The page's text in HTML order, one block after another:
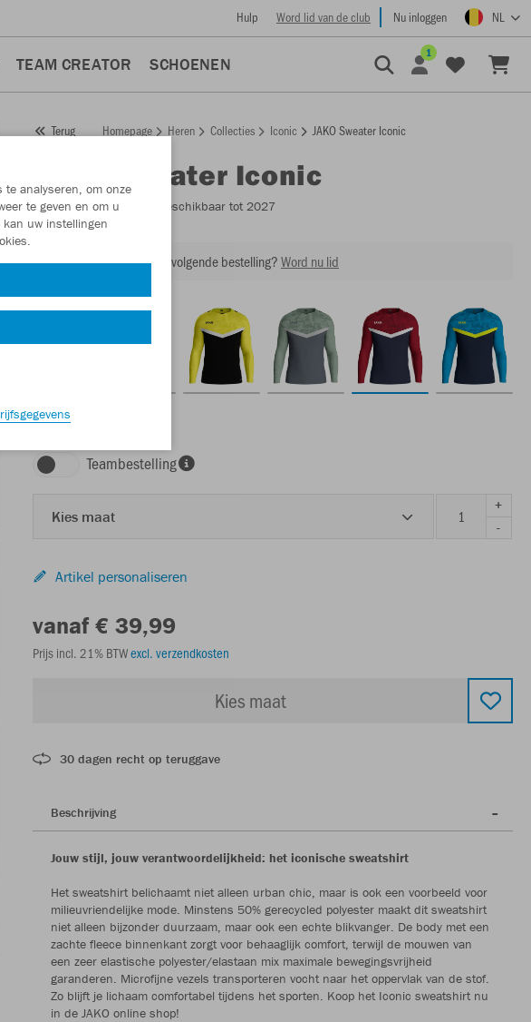
Hulp Word lid van de club Nu inloggen NL
TEAM CREATOR SCHOENEN
1
Terug Homepage Heren Collecties Iconic JAKO Sweater Iconic
Sweater Iconic
Artikelnummer: - Beschikbaar tot 2027
Zin in 30% korting op je volgende bestelling?Word nu lid
marine/chillrood
Teambestelling
Kies maat
+
-
Artikel personaliseren
vanaf € 39,99
Prijs incl. 21% BTWexcl. verzendkosten
Kies maat
30 dagen recht op teruggave
Beschrijving
Jouw stijl, jouw verantwoordelijkheid: het iconische sweatshirt
Het sweatshirt belichaamt niet alleen urban chic, maar is ook een voorbeeld voor
milieuvriendelijke mode. Minstens 50% gerecycled polyester maakt dit sweatshirt
niet alleen bijzonder duurzaam, maar ook een echte blikvanger. De body met een
zachte fleece binnenkant zorgt voor behaaglijk comfort, terwijl de mouwen van
een zeer elastische polyester/elastaan mix maximale bewegingsvrijheid
garanderen. Microfijne vezels transporteren vocht naar het oppervlak van de stof.
Zo blijft je lichaam comfortabel tijdens het sporten. Koop het Iconic sweatshirt nu
in de JAKO online shop!
te analyseren, om onze
te geven en om u
uw instellingen